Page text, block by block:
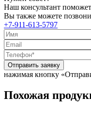
Наш консультант
Вы также можете
+7-911-613-5797
Отправить заявку
нажимая кнопку
Похожая